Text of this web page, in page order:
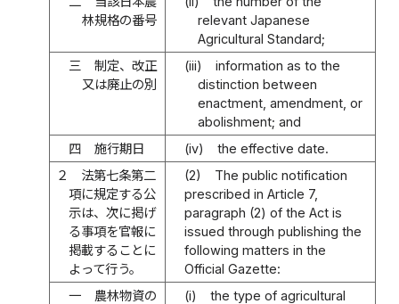
林規格の番号
relevant Japanese
Agricultural Standard;
三
制定、改正
又は廃止の別
(iii)
information as to the
distinction between
enactment, amendment, or
abolishment; and
四
施行期日 (iv)
the effective date.
２
法第七条第二
項に規定する公
示は、次に掲げ
る事項を官報に
掲載することに
よって行う。
(2)
The public notification
prescribed in Article 7,
paragraph (2) of the Act is
issued through publishing the
following matters in the
Official Gazette:
一
農林物資の
(i)
the type of agricultural